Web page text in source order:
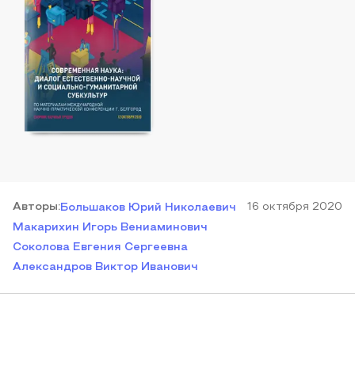
Авторы:Большаков Юрий Николаевич
Макарихин Игорь Вениаминович
Соколова Евгения Сергеевна
Александров Виктор Иванович
16 октября 2020